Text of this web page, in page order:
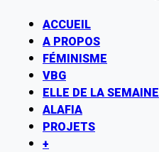
ACCUEIL
A PROPOS
FÉMINISME
VBG
ELLE DE LA SEMAINE
ALAFIA
PROJETS
+